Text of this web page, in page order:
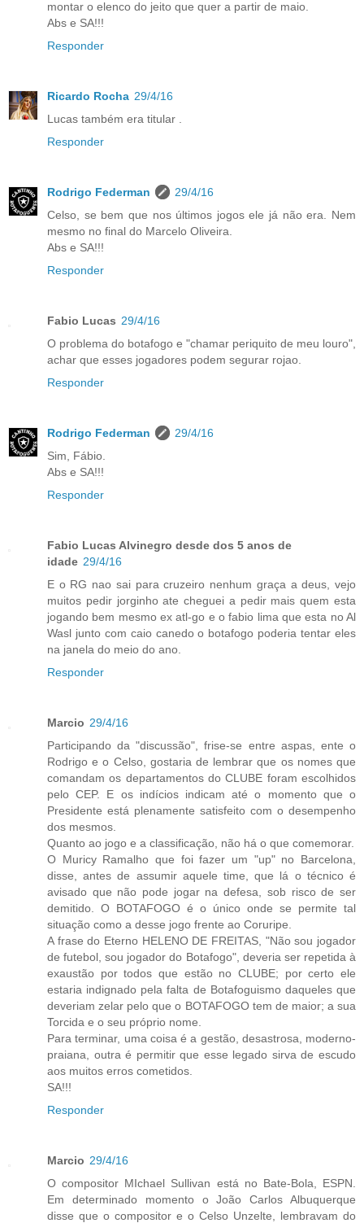
montar o elenco do jeito que quer a partir de maio.
Abs e SA!!!
Responder
Ricardo Rocha 29/4/16
Lucas também era titular .
Responder
Rodrigo Federman
29/4/16
Celso, se bem que nos últimos jogos ele já não era. Nem
mesmo no final do Marcelo Oliveira.
Abs e SA!!!
Responder
Fabio Lucas 29/4/16
O problema do botafogo e "chamar periquito de meu louro",
achar que esses jogadores podem segurar rojao.
Responder
Rodrigo Federman
29/4/16
Sim, Fábio.
Abs e SA!!!
Responder
Fabio Lucas Alvinegro desde dos 5 anos de
idade 29/4/16
E o RG nao sai para cruzeiro nenhum graça a deus, vejo
muitos pedir jorginho ate cheguei a pedir mais quem esta
jogando bem mesmo ex atl-go e o fabio lima que esta no Al
Wasl junto com caio canedo o botafogo poderia tentar eles
na janela do meio do ano.
Responder
Marcio 29/4/16
Participando da "discussão", frise-se entre aspas, ente o
Rodrigo e o Celso, gostaria de lembrar que os nomes que
comandam os departamentos do CLUBE foram escolhidos
pelo CEP. E os indícios indicam até o momento que o
Presidente está plenamente satisfeito com o desempenho
dos mesmos.
Quanto ao jogo e a classificação, não há o que comemorar.
O Muricy Ramalho que foi fazer um "up" no Barcelona,
disse, antes de assumir aquele time, que lá o técnico é
avisado que não pode jogar na defesa, sob risco de ser
demitido. O BOTAFOGO é o único onde se permite tal
situação como a desse jogo frente ao Coruripe.
A frase do Eterno HELENO DE FREITAS, "Não sou jogador
de futebol, sou jogador do Botafogo", deveria ser repetida à
exaustão por todos que estão no CLUBE; por certo ele
estaria indignado pela falta de Botafoguismo daqueles que
deveriam zelar pelo que o BOTAFOGO tem de maior; a sua
Torcida e o seu próprio nome.
Para terminar, uma coisa é a gestão, desastrosa, moderno-
praiana, outra é permitir que esse legado sirva de escudo
aos muitos erros cometidos.
SA!!!
Responder
Marcio 29/4/16
O compositor MIchael Sullivan está no Bate-Bola, ESPN.
Em determinado momento o João Carlos Albuquerque
disse que o compositor e o Celso Unzelte, lembravam do